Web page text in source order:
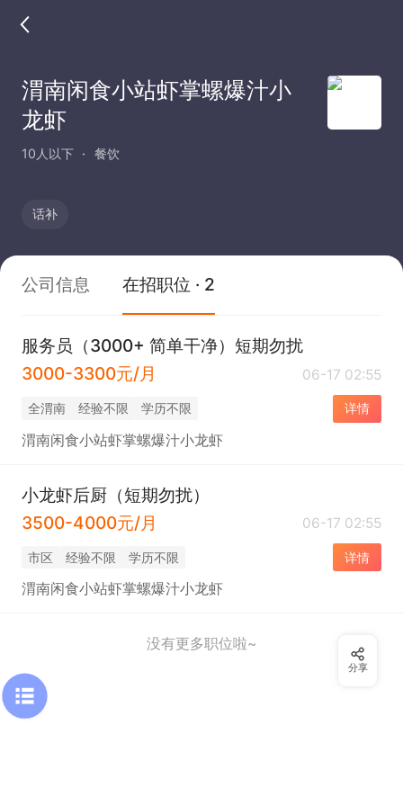
渭南闲食小站虾掌螺爆汁小
龙虾
10人以下 餐饮
话补
公司信息 在招职位 · 2
服务员（3000+ 简单干净）短期勿扰
3000-3300元/月
06-17 02:55
全渭南 经验不限 学历不限 详情
渭南闲食小站虾掌螺爆汁小龙虾
小龙虾后厨（短期勿扰）
3500-4000元/月
06-17 02:55
市区 经验不限 学历不限 详情
渭南闲食小站虾掌螺爆汁小龙虾
没有更多职位啦~
分享